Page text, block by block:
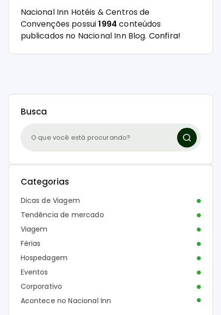
Nacional Inn Hotéis & Centros de
Convenções possui1994 conteúdos
publicados no Nacional Inn Blog. Confira!
Busca
Categorias
Dicas de Viagem
Tendência de mercado
Viagem
Férias
Hospedagem
Eventos
Corporativo
Acontece no Nacional Inn